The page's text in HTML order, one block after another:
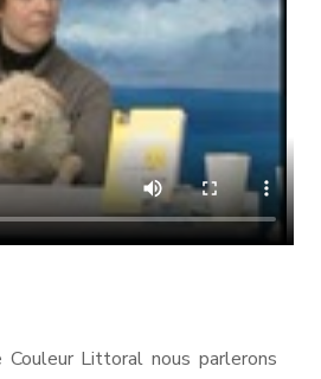
Couleur Littoral nous parlerons